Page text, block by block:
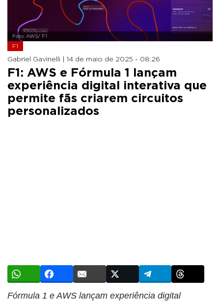
Foto: AWS/ F1
F1
Gabriel Gavinelli | 14 de maio de 2025 - 08:26
F1: AWS e Fórmula 1 lançam
experiência digital interativa que
permite fãs criarem circuitos
personalizados
Fórmula 1 e AWS lançam experiência digital